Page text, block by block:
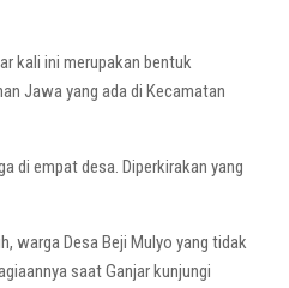
kali ini merupakan bentuk
Jawa yang ada di Kecamatan
di empat desa. Diperkirakan yang
warga Desa Beji Mulyo yang tidak
saat Ganjar kunjungi